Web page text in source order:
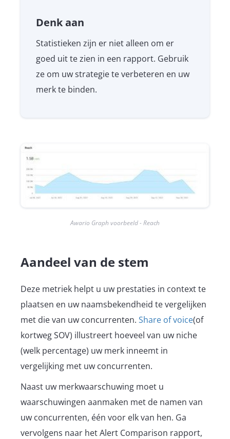
Denk aan
Statistieken zijn er niet alleen om er
goed uit te zien in een rapport. Gebruik
ze om uw strategie te verbeteren en uw
merk te binden.
Awario Graph voorbeeld - Reach
Aandeel van de stem
Deze metriek helpt u uw prestaties in context te
plaatsen en uw naamsbekendheid te vergelijken
met die van uw concurrenten. Share of voice(of
kortweg SOV) illustreert hoeveel van uw niche
(welk percentage) uw merk inneemt in
vergelijking met uw concurrenten.
Naast uw merkwaarschuwing moet u
waarschuwingen aanmaken met de namen van
uw concurrenten, één voor elk van hen. Ga
vervolgens naar het Alert Comparison rapport,